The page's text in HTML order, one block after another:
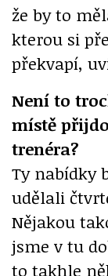
že by to
kterou si
překvapí,
Není to
místě
trenéra?
Ty nabídky
udělali
Nějakou
jsme v tu
to takhle